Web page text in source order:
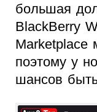
большая
BlackBerry
Marketplace
поэтому у
шансов